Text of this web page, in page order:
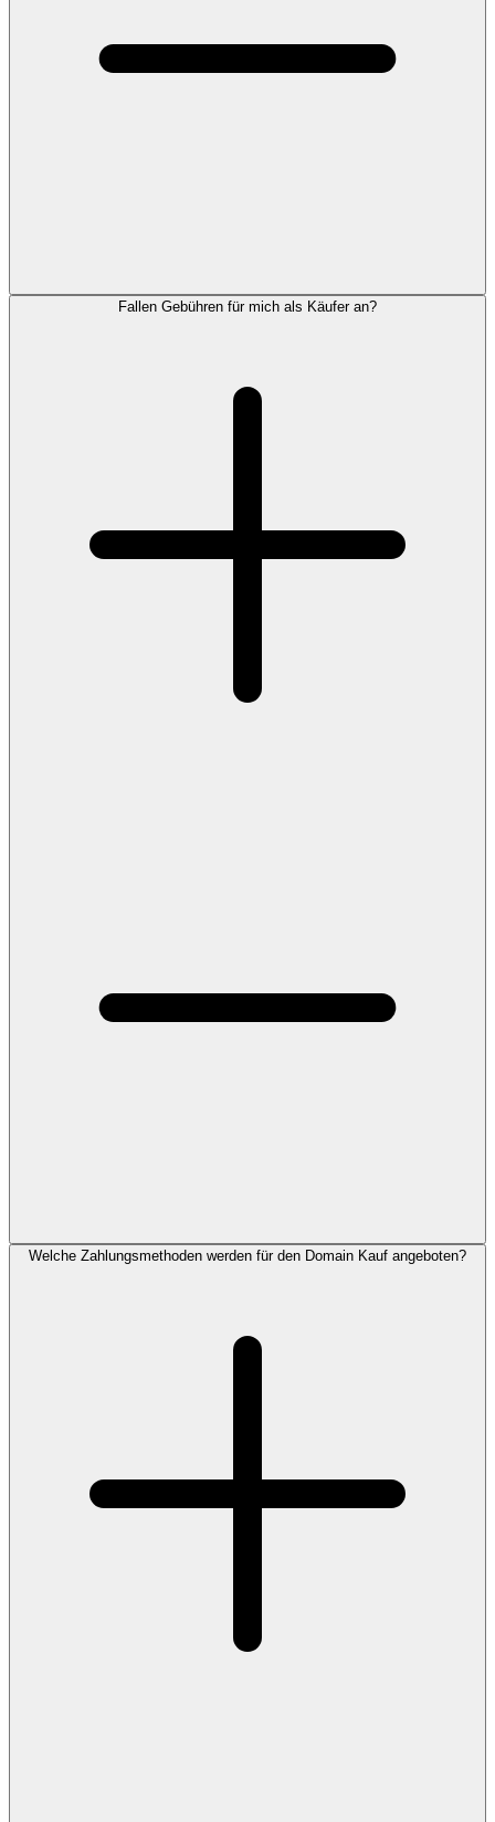
Fallen Gebühren für mich als Käufer an?
Welche Zahlungsmethoden werden für den Domain Kauf angeboten?